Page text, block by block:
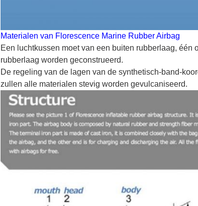
Materialen van Florescence Marine Rubber Airbag
Een luchtkussen moet van een buiten rubberlaag,
rubberlaag worden geconstrueerd.
De regeling van de lagen van de synthetisch-band-
zullen alle materialen stevig worden gevulcaniseerd.